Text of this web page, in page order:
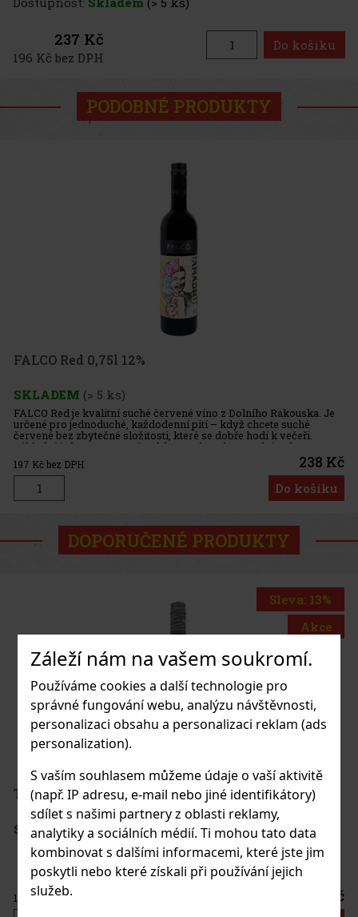
Záleží nám na vašem soukromí.
Používáme cookies a další technologie pro
správné fungování webu, analýzu návštěvnosti,
personalizaci obsahu a personalizaci reklam (ads
personalization).
S vaším souhlasem můžeme údaje o vaší aktivitě
(např. IP adresu, e-mail nebo jiné identifikátory)
sdílet s našimi partnery z oblasti reklamy,
analytiky a sociálních médií. Ti mohou tato data
kombinovat s dalšími informacemi, které jste jim
poskytli nebo které získali při používání jejich
služeb.
237 Kč
196 Kč bez DPH
Do košíku
PODOBNÉ PRODUKTY
FALCO Red 0,75l 12%
SKLADEM (> 5 ks)
FALCO Red je kvalitní suché červené víno z Dolního Rakouska. Je
určené pro jednoduché, každodenní pití – když chcete suché
červené bez zbytečné složitosti, které se dobře hodí k večeři.
Základní informace: Země / oblast: Rakousko – Dolní Rakous
197 Kč bez DPH 238 Kč
Do košíku
Bannert Blauer Zweigelt Reserve 13,5% obj. 1,5 l
SKLADEM (1 ks)
455Kč bez DPH 550 Kč
Do košíku
DOPORUČENÉ PRODUKTY
Sleva: 13%
Akce
Veltlínské zelené 2025 12,5% 0,75 l
(4 ks)
Kč bez DPH